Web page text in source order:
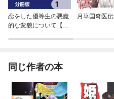
恋をした優等生の悪魔
的な変貌について【分
月華国奇医伝
同じ作者の本